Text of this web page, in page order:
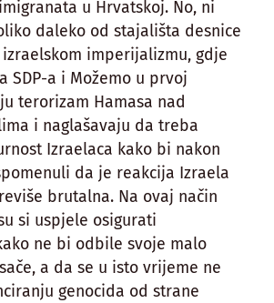
u Hrvatskoj. No, ni
daleko od stajališta desnice
imperijalizmu, gdje
SDP-a i Možemo u prvoj
terorizam Hamasa nad
i naglašavaju da treba
Izraelaca kako bi nakon
da je reakcija Izraela
brutalna. Na ovaj način
si uspjele osigurati
ne bi odbile svoje malo
a da se u isto vrijeme ne
genocida od strane